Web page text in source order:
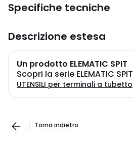
Specifiche tecniche
Descrizione estesa
Un prodotto ELEMATIC SPIT
Scopri la serie ELEMATIC SPIT
UTENSILI per terminali a tubetto
Torna indietro